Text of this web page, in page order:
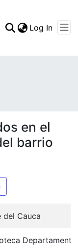
Log In
en el
barrio
del Cauca